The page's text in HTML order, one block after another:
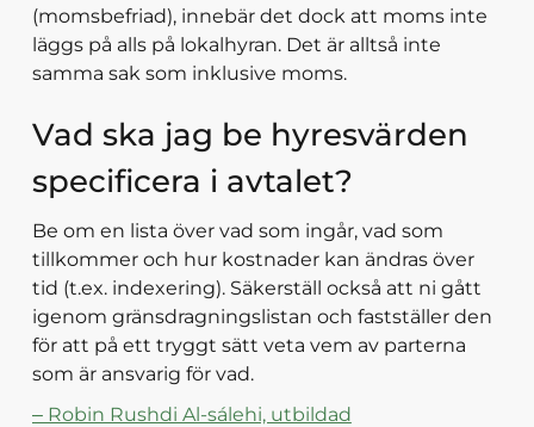
(momsbefriad), innebär det dock att moms inte
läggs på alls på lokalhyran. Det är alltså inte
samma sak som inklusive moms.
Vad ska jag be hyresvärden
specificera i avtalet?
Be om en lista över vad som ingår, vad som
tillkommer och hur kostnader kan ändras över
tid (t.ex. indexering). Säkerställ också att ni gått
igenom gränsdragningslistan och fastställer den
för att på ett tryggt sätt veta vem av parterna
som är ansvarig för vad.
– Robin Rushdi Al-sálehi, utbildad